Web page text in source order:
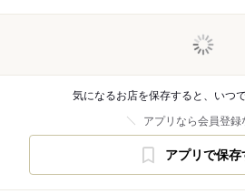
気になるお店を保存すると、いつ
アプリなら会員登録
アプリで保存